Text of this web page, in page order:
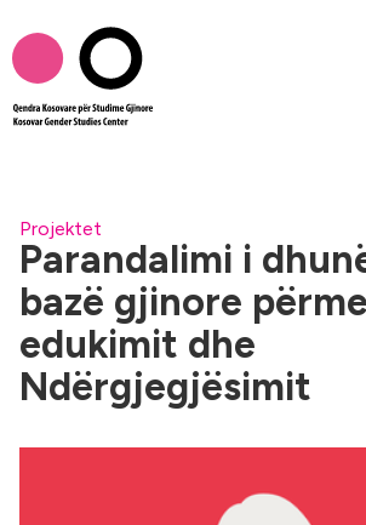
Projektet
Parandalimi i
bazë gjinore
edukimit dhe
Ndërgjegjësimit
Rreth nesh
Publikimet
Femtalk